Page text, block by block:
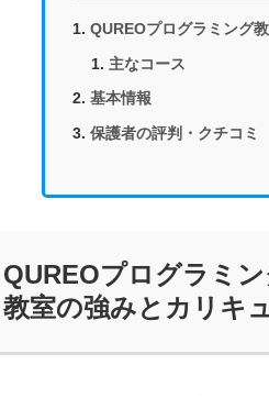
QUREOプログラミング
主なコース
基本情報
保護者の評判・クチコミ
QUREOプログラミ
教室の強みとカリキ